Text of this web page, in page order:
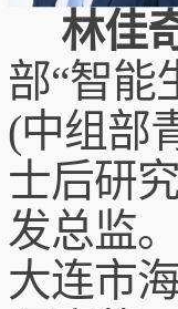
林佳
部“智能
(中组部
士后研
发总监
大连市